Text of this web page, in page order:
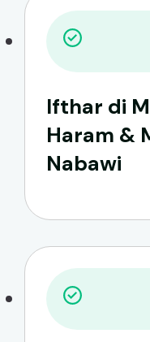
Ifthar di
Haram &
Nabawi